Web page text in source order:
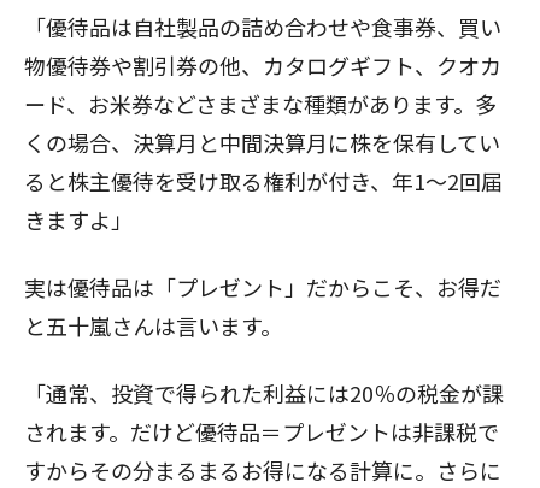
「優待品は自社製品の詰め合わせや食事券、買い
物優待券や割引券の他、カタログギフト、クオカ
ード、お米券などさまざまな種類があります。多
くの場合、決算月と中間決算月に株を保有してい
ると株主優待を受け取る権利が付き、年1～2回届
きますよ」
実は優待品は「プレゼント」だからこそ、お得だ
と五十嵐さんは言います。
「通常、投資で得られた利益には20％の税金が課
されます。だけど優待品＝プレゼントは非課税で
すからその分まるまるお得になる計算に。さらに